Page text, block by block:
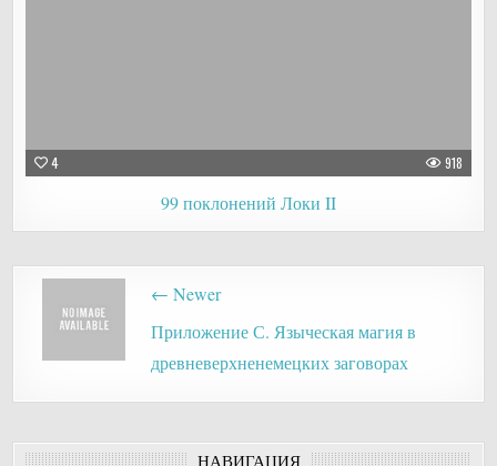
4 918
99 поклонений Локи II
Post
navigation
← Newer
Приложение С. Языческая магия в
древневерхненемецких заговорах
НАВИГАЦИЯ